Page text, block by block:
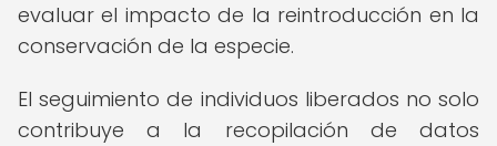
evaluar el impacto de la reintroducción en la
conservación de la especie.
El seguimiento de individuos liberados no solo
contribuye a la recopilación de datos